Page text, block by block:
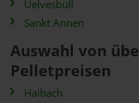
Uelvesbüll
Sankt Annen
Auswahl von
Pelletpreisen
Haibach